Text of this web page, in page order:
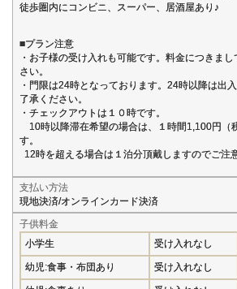
徒歩圏内にコンビニ、スーパー、居酒屋あり♪
■プラン注意
・お子様の受け入れも可能です。料金につきま
さい。
・門限は24時となっております。24時以降は出
了承ください。
・チェックアウトは１０時です。
10時以降滞在希望の場合は、１時間1,100円（
す。
12時を超える場合は１泊分頂戴しますのでご注
支払い方法
現地決済/オンラインカード決済
子供料金
小学生
受け入れなし
幼児:食事・布団あり 受け入れなし